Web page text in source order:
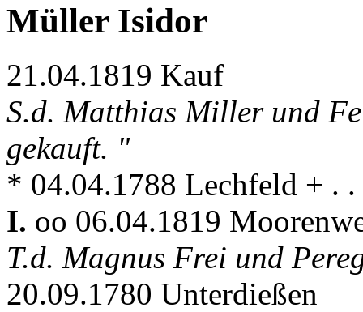
Müller Isidor
21.04.1819 Kauf
S.d. Matthias Miller und
gekauft. "
* 04.04.1788 Lechfeld + .
I. oo 06.04.1819
T.d. Magnus Frei und
20.09.1780 Unterdießen